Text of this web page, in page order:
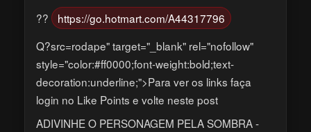
??
https://go.hotmart.com/A44317796
Q?src=rodape" target="_blank" rel="nofollow"
style="color:#ff0000;font-weight:bold;text-
decoration:underline;">Para ver os links faça
login no Like Points e volte neste post
ADIVINHE O PERSONAGEM PELA SOMBRA -